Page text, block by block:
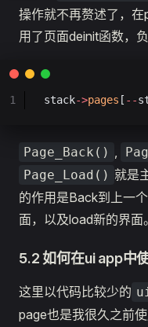
操作就不再赘述了，
用了页面deinit函数，
stack->pages [ --
1
Page_Back()
Page_Load() 就是
的作用是Back到上一
面，以及load新的界面。
5.2 如何在ui app中
这里以代码比较少的
page也是我很久之前